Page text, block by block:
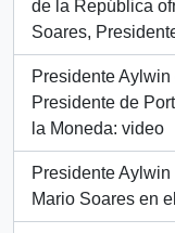
de la República
Soares,
Presidente Aylwin
Presidente de
la Moneda: video
Presidente
Mario Soares en